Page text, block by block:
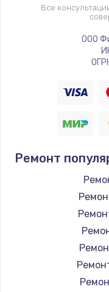
Все
ООО
Ремонт